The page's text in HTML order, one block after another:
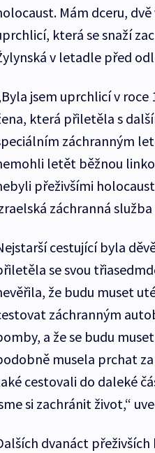
Mám dceru,
která se snaží
v letadle před
jsem uprchlicí v
která přiletěla s
záchranným
letět běžnou
přeživšími
záchranná služba
cestující byla
se svou
že budu muset
záchranným
a že se budu
musela prchat
cestovali do daleké
si zachránit život,“
dvanáct